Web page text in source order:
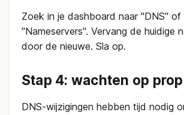
Zoek in je dashboard naar "DNS" of
"Nameservers". Vervang de huidige
door de nieuwe. Sla op.
Stap 4: wachten op
DNS-wijzigingen hebben tijd nodig